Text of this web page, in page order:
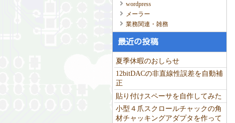
wordpress
メーラー
業務関連・雑務
最近の投稿
夏季休暇のおしらせ
12bitDACの非直線性誤差を自動補
正
貼り付けスペーサを自作してみた
小型４爪スクロールチャックの角
材チャッキングアダプタを作って